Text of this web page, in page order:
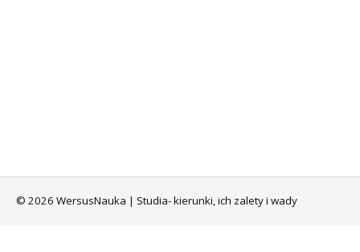
© 2026 WersusNauka | Studia- kierunki, ich zalety i wady